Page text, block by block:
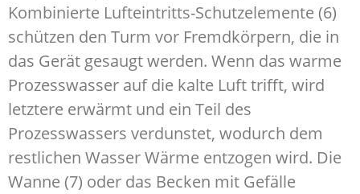
Kombinierte Lufteintritts-Schutzelemente (6)
schützen den Turm vor Fremdkörpern, die in
das Gerät gesaugt werden. Wenn das warme
Prozesswasser auf die kalte Luft trifft, wird
letztere erwärmt und ein Teil des
Prozesswassers verdunstet, wodurch dem
restlichen Wasser Wärme entzogen wird. Die
Wanne (7) oder das Becken mit Gefälle